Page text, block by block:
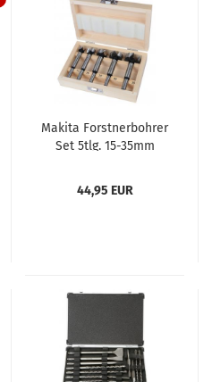
Makita Forstnerbohrer
Set 5tlg. 15-35mm
44,95 EUR